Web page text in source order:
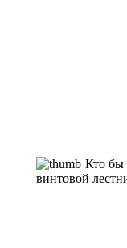
Кто бы
винтовой